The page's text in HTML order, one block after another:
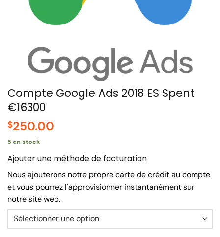
Compte Google Ads 2018 ES Spent
€16300
$250.00
5 en stock
Ajouter une méthode de facturation
Nous ajouterons notre propre carte de crédit au compte
et vous pourrez l'approvisionner instantanément sur
notre site web.